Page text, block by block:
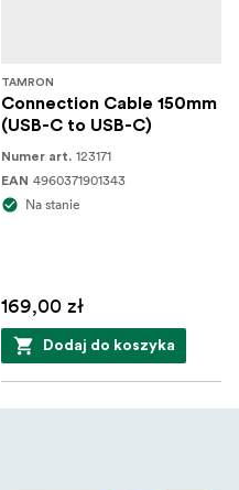
TAMRON
Connection Cable 150mm
(USB-C to USB-C)
Numer art. 123171
EAN 4960371901343
Na stanie
169,00 zł
Dodaj do koszyka